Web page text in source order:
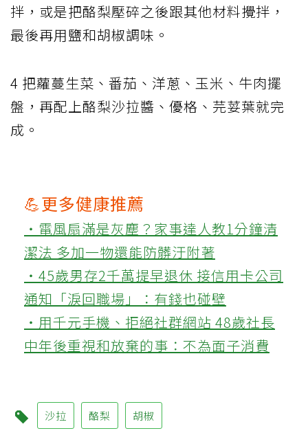
拌，或是把酪梨壓碎之後跟其他材料攪拌，
最後再用鹽和胡椒調味。
4 把蘿蔓生菜、番茄、洋蔥、玉米、牛肉擺
盤，再配上酪梨沙拉醬、優格、芫荽葉就完
成。
💪更多健康推薦
‧電風扇滿是灰塵？家事達人教1分鐘清
潔法 多加一物還能防髒汙附著
‧45歲男存2千萬提早退休 接信用卡公司
通知「淚回職場」：有錢也碰壁
‧用千元手機、拒絕社群網站 48歲社長
中年後重視和放棄的事：不為面子消費
沙拉 酪梨 胡椒